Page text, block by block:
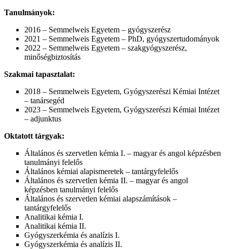
Tanulmányok:
2016 – Semmelweis Egyetem – gyógyszerész
2021 – Semmelweis Egyetem – PhD, gyógyszertudományok
2022 – Semmelweis Egyetem – szakgyógyszerész,
minőségbiztosítás
Szakmai tapasztalat:
2018 – Semmelweis Egyetem, Gyógyszerészi Kémiai Intézet
– tanársegéd
2023 – Semmelweis Egyetem, Gyógyszerészi Kémiai Intézet
– adjunktus
Oktatott tárgyak:
Általános és szervetlen kémia I. – magyar és angol képzésben
tanulmányi felelős
Általános kémiai alapismeretek – tantárgyfelelős
Általános és szervetlen kémia II. – magyar és angol
képzésben tanulmányi felelős
Általános és szervetlen kémiai alapszámítások –
tantárgyfelelős
Analitikai kémia I.
Analitikai kémia II.
Gyógyszerkémia és analízis I.
Gyógyszerkémia és analízis II.